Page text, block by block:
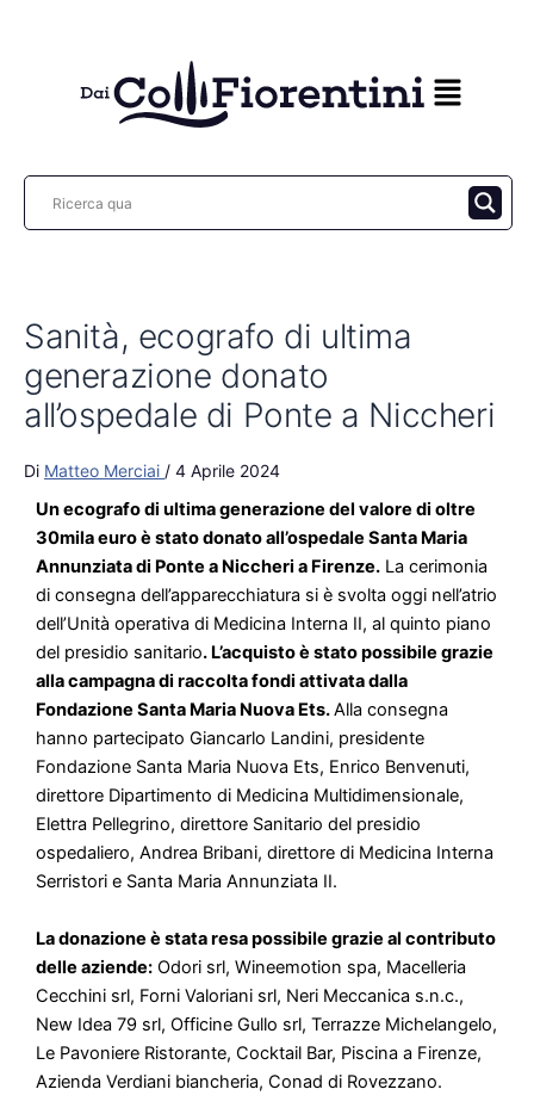
Sanità, ecografo di ultima
generazione donato
all’ospedale di Ponte a Niccheri
Di Matteo Merciai / 4 Aprile 2024
Un ecografo di ultima generazione del valore di oltre
30mila euro è stato donato all’ospedale Santa Maria
Annunziata di Ponte a Niccheri a Firenze. La cerimonia
di consegna dell’apparecchiatura si è svolta oggi nell’atrio
dell’Unità operativa di Medicina Interna II, al quinto piano
del presidio sanitario. L’acquisto è stato possibile grazie
alla campagna di raccolta fondi attivata dalla
Fondazione Santa Maria Nuova Ets.Alla consegna
hanno partecipato Giancarlo Landini, presidente
Fondazione Santa Maria Nuova Ets, Enrico Benvenuti,
direttore Dipartimento di Medicina Multidimensionale,
Elettra Pellegrino, direttore Sanitario del presidio
ospedaliero, Andrea Bribani, direttore di Medicina Interna
Serristori e Santa Maria Annunziata II.
La donazione è stata resa possibile grazie al contributo
delle aziende: Odori srl, Wineemotion spa, Macelleria
Cecchini srl, Forni Valoriani srl, Neri Meccanica s.n.c.,
New Idea 79 srl, Officine Gullo srl, Terrazze Michelangelo,
Le Pavoniere Ristorante, Cocktail Bar, Piscina a Firenze,
Azienda Verdiani biancheria, Conad di Rovezzano.